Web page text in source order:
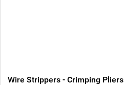
Wire Strippers - Crimping Pliers